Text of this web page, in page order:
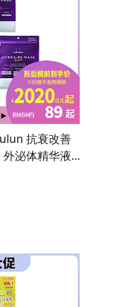
抗衰改善
泌体精华液
Exosome 增